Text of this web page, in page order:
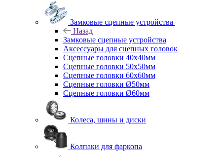
Замковые сцепные устройства
Назад
Замковые сцепные устройства
Аксессуары для сцепных головок
Сцепные головки 40x40мм
Сцепные головки 50x50мм
Сцепные головки 60x60мм
Сцепные головки Ø50мм
Сцепные головки Ø60мм
Колеса, шины и диски
Колпаки для фаркопа